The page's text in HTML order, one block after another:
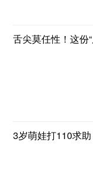
舌尖莫任性！这份
3岁萌娃打110求